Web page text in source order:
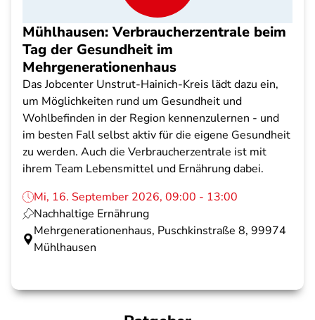
Mühlhausen: Verbraucherzentrale beim
Tag der Gesundheit im
Mehrgenerationenhaus
Das Jobcenter Unstrut-Hainich-Kreis lädt dazu ein,
um Möglichkeiten rund um Gesundheit und
Wohlbefinden in der Region kennenzulernen - und
im besten Fall selbst aktiv für die eigene Gesundheit
zu werden. Auch die Verbraucherzentrale ist mit
ihrem Team Lebensmittel und Ernährung dabei.
Mi, 16. September 2026, 09:00 - 13:00
Nachhaltige Ernährung
Mehrgenerationenhaus, Puschkinstraße 8, 99974
Mühlhausen